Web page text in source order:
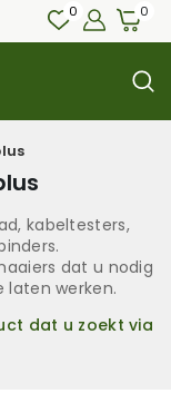
0 0
kabeltesters,
dat u nodig
werken.
dat u zoekt via